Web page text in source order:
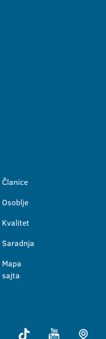
Članice
Osoblje
Kvalitet
Saradnja
Mapa
sajta